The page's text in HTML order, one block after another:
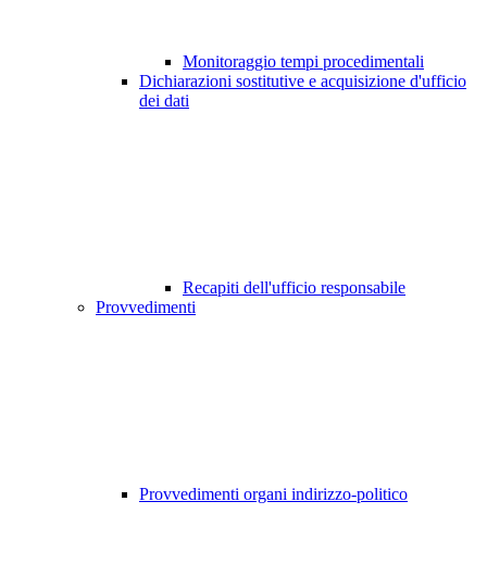
Monitoraggio tempi procedimentali
Dichiarazioni sostitutive e acquisizione d'ufficio
dei dati
Recapiti dell'ufficio responsabile
Provvedimenti
Provvedimenti organi indirizzo-politico